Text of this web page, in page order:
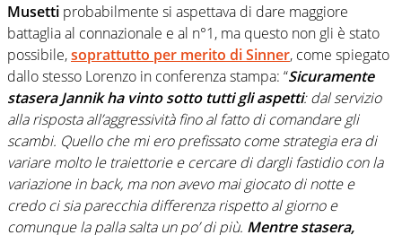
Musetti probabilmente si aspettava di dare maggiore
battaglia al connazionale e al n°1, ma questo non gli è stato
possibile,soprattutto per merito diSinner, come spiegato
dallo stesso Lorenzo in conferenza stampa: “Sicuramente
stasera Jannik ha vinto sotto tutti gli aspetti: dal servizio
alla risposta all’aggressività fino al fatto di comandare gli
scambi. Quello che mi ero prefissato come strategia era di
variare molto le traiettorie e cercare di dargli fastidio con la
variazione in back, ma non avevo mai giocato di notte e
credo ci sia parecchia differenza rispetto al giorno e
comunque la palla salta un po’ di più. Mentre stasera,